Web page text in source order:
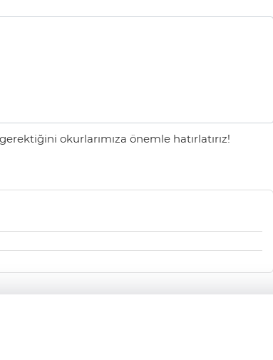
okurlarımıza önemle hatırlatırız!